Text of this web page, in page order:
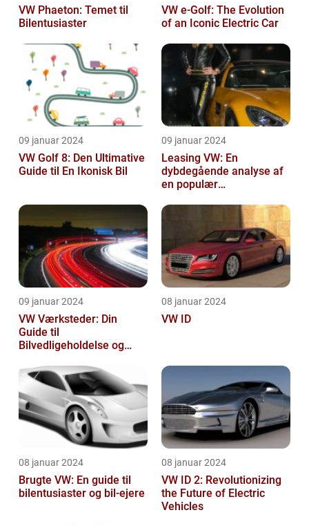
VW Phaeton: Temet til
Bilentusiaster
VW e-Golf: The Evolution
of an Iconic Electric Car
09 januar 2024
VW Golf 8: Den Ultimative
Guide til En Ikonisk Bil
09 januar 2024
Leasing VW: En
dybdegående analyse af
en populær
09 januar 2024
VW Værksteder: Din
Guide til
Bilvedligeholdelse og
08 januar 2024
VW ID
08 januar 2024
Brugte VW: En guide til
bilentusiaster og bil-ejere
08 januar 2024
VW ID 2: Revolutionizing
the Future of Electric
Vehicles